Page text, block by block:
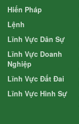
Hiến Pháp
Lệnh
Lĩnh Vực Dân Sự
Lĩnh Vực Doanh
Nghiệp
Lĩnh Vực Đất Đai
Lĩnh Vực Hình Sự